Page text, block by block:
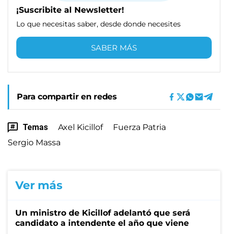
¡Suscribite al Newsletter!
Lo que necesitas saber, desde donde necesites
SABER MÁS
Para compartir en redes
Temas Axel Kicillof
Fuerza Patria
Sergio Massa
Ver más
Un ministro de Kicillof adelantó que será
candidato a intendente el año que viene